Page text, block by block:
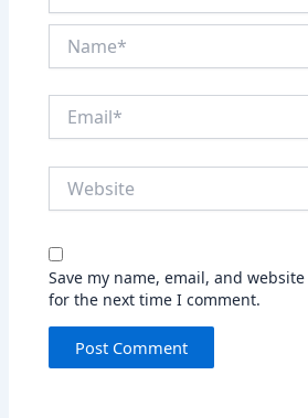
Save my name, email, and
for the next time I comment.